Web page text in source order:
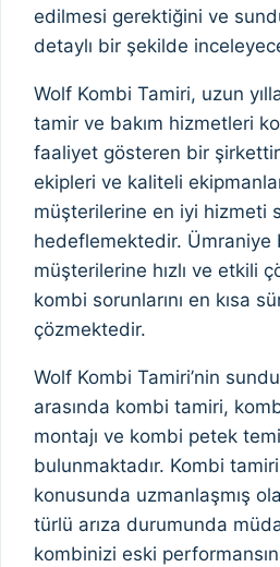
edilmesi gerektiğini ve
detaylı bir şekilde
Wolf Kombi Tamiri, uzun
tamir ve bakım hizmetleri
faaliyet gösteren bir
ekipleri ve kaliteli
müşterilerine en iyi hizmeti
hedeflemektedir. Ümraniye
müşterilerine hızlı ve etkili
kombi sorunlarını en kısa
çözmektedir.
Wolf Kombi Tamiri’nin
arasında kombi tamiri,
montajı ve kombi petek
bulunmaktadır. Kombi tamiri
konusunda uzmanlaşmış
türlü arıza durumunda
kombinizi eski